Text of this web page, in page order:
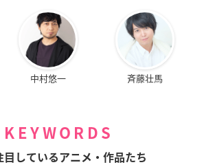
中村悠一 斉藤壮馬
KEYWORDS
目しているアニメ・作品たち